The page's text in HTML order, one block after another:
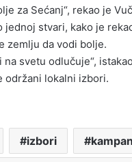
za Sećanj“, rekao je
stvari, kako je
zemlju da vodi bolje.
svetu odlučuje“,
održani lokalni izbori.
izbori